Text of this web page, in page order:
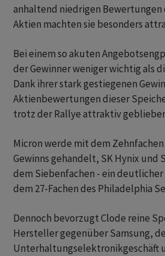
anhaltend niedrigen
Aktien machten sie besonders
Bei einem so akuten
der Gewinner weniger wichtig als
Dank ihrer stark gestiegenen
Aktienbewertungen dieser
trotz der Rallye attraktiv
Micron werde mit dem
Gewinns gehandelt, SK Hynix und
dem Siebenfachen - ein
dem 27-Fachen des Philadelphia
Dennoch bevorzugt Clode reine
Hersteller gegenüber Samsung,
Unterhaltungselektronikgeschäft